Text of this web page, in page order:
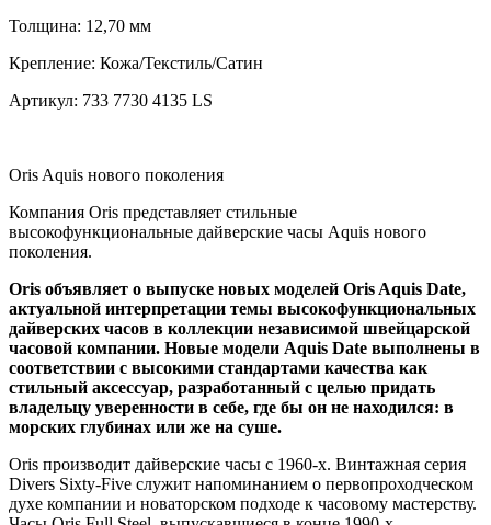
Толщина: 12,70 мм
Крепление: Кожа/Текстиль/Сатин
Артикул: 733 7730 4135 LS
Oris Aquis нового поколения
Компания Oris представляет стильные
высокофункциональные дайверские часы Aquis нового
поколения.
Oris объявляет о выпуске новых моделей Oris Aquis Date,
актуальной интерпретации темы высокофункциональных
дайверских часов в коллекции независимой швейцарской
часовой компании. Новые модели Aquis Date выполнены в
соответствии с высокими стандартами качества как
стильный аксессуар, разработанный с целью придать
владельцу уверенности в себе, где бы он не находился: в
морских глубинах или же на суше.
Oris производит дайверские часы с 1960-х. Винтажная серия
Divers Sixty-Five служит напоминанием о первопроходческом
духе компании и новаторском подходе к часовому мастерству.